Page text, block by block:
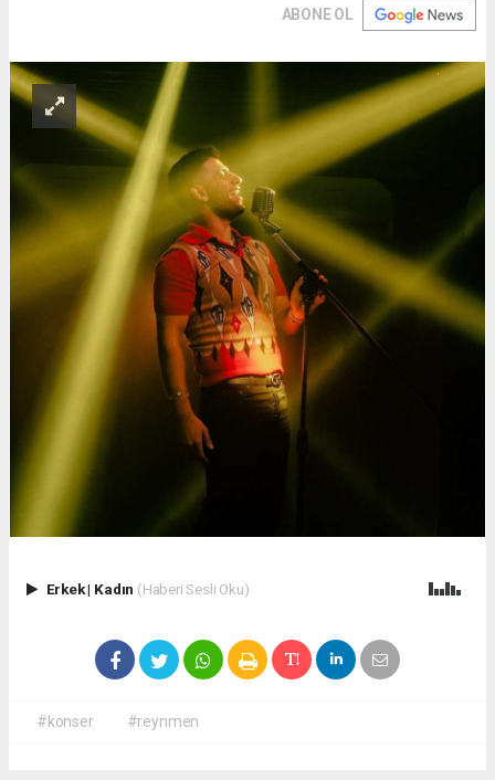
ABONE OL
Erkek| Kadın (Haberi Sesli Oku)
#konser #reynmen